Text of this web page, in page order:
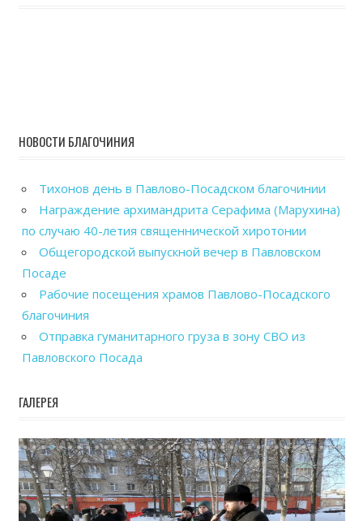
НОВОСТИ БЛАГОЧИНИЯ
Тихонов день в Павлово-Посадском благочинии
Награждение архимандрита Серафима (Марухина)
по случаю 40-летия священнической хиротонии
Общегородской выпускной вечер в Павловском
Посаде
Рабочие посещения храмов Павлово-Посадского
благочиния
Отправка гуманитарного груза в зону СВО из
Павловского Посада
ГАЛЕРЕЯ